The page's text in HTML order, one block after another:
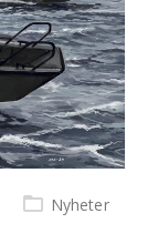
Nyheter